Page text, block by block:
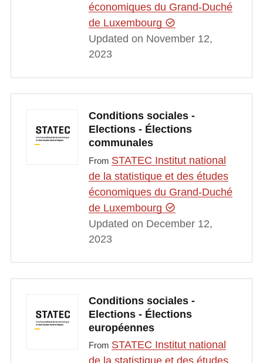
économiques du Grand-Duché
de Luxembourg
Updated on November 12,
2023
Conditions sociales -
Elections - Élections
communales
From STATEC Institut national
de la statistique et des études
économiques du Grand-Duché
de Luxembourg
Updated on December 12,
2023
Conditions sociales -
Elections - Élections
européennes
From STATEC Institut national